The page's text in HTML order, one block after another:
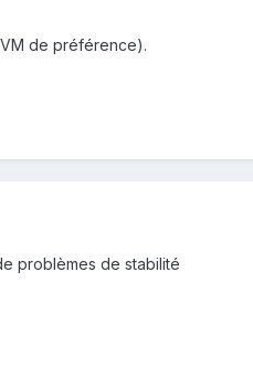
de préférence).
problèmes de stabilité